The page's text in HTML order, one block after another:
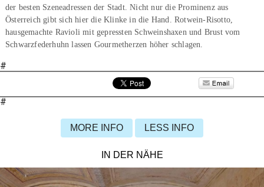
der besten Szeneadressen der Stadt. Nicht nur die Prominenz aus
Österreich gibt sich hier die Klinke in die Hand. Rotwein-Risotto,
hausgemachte Ravioli mit gepressten Schweinshaxen und Brust vom
Schwarzfederhuhn lassen Gourmetherzen höher schlagen.
#
#
MORE INFO LESS INFO
IN DER NÄHE